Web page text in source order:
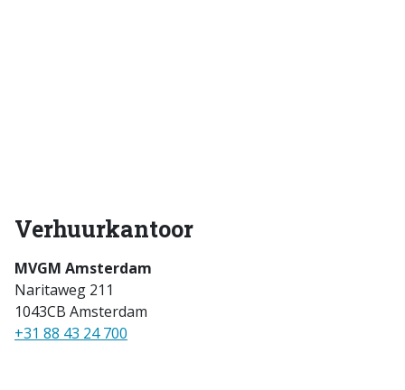
Verhuurkantoor
MVGM Amsterdam
Naritaweg 211
1043CB Amsterdam
+31 88 43 24 700